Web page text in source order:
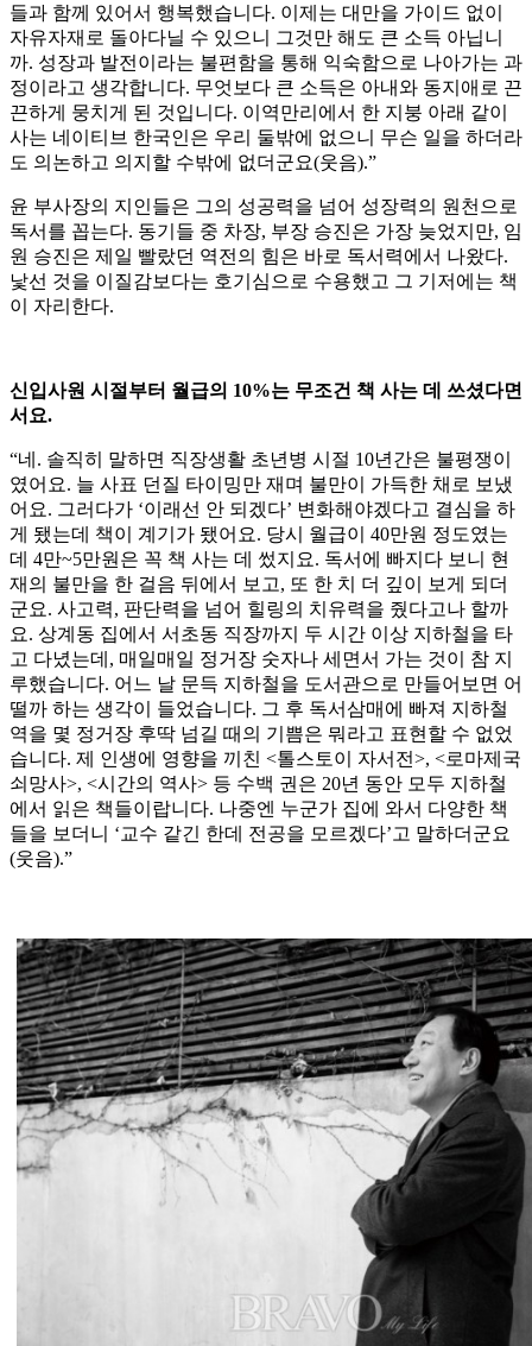
들과 함께 있어서 행복했습니다. 이제는 대만을 가이드 없이
자유자재로 돌아다닐 수 있으니 그것만 해도 큰 소득 아닙니
까. 성장과 발전이라는 불편함을 통해 익숙함으로 나아가는 과
정이라고 생각합니다. 무엇보다 큰 소득은 아내와 동지애로 끈
끈하게 뭉치게 된 것입니다. 이역만리에서 한 지붕 아래 같이
사는 네이티브 한국인은 우리 둘밖에 없으니 무슨 일을 하더라
도 의논하고 의지할 수밖에 없더군요(웃음).”
윤 부사장의 지인들은 그의 성공력을 넘어 성장력의 원천으로
독서를 꼽는다. 동기들 중 차장, 부장 승진은 가장 늦었지만, 임
원 승진은 제일 빨랐던 역전의 힘은 바로 독서력에서 나왔다.
낯선 것을 이질감보다는 호기심으로 수용했고 그 기저에는 책
이 자리한다.
신입사원 시절부터 월급의 10%는 무조건 책 사는 데 쓰셨다면
서요.
“네. 솔직히 말하면 직장생활 초년병 시절 10년간은 불평쟁이
였어요. 늘 사표 던질 타이밍만 재며 불만이 가득한 채로 보냈
어요. 그러다가 ‘이래선 안 되겠다’ 변화해야겠다고 결심을 하
게 됐는데 책이 계기가 됐어요. 당시 월급이 40만원 정도였는
데 4만~5만원은 꼭 책 사는 데 썼지요. 독서에 빠지다 보니 현
재의 불만을 한 걸음 뒤에서 보고, 또 한 치 더 깊이 보게 되더
군요. 사고력, 판단력을 넘어 힐링의 치유력을 줬다고나 할까
요. 상계동 집에서 서초동 직장까지 두 시간 이상 지하철을 타
고 다녔는데, 매일매일 정거장 숫자나 세면서 가는 것이 참 지
루했습니다. 어느 날 문득 지하철을 도서관으로 만들어보면 어
떨까 하는 생각이 들었습니다. 그 후 독서삼매에 빠져 지하철
역을 몇 정거장 후딱 넘길 때의 기쁨은 뭐라고 표현할 수 없었
습니다. 제 인생에 영향을 끼친 <톨스토이 자서전>, <로마제국
쇠망사>, <시간의 역사> 등 수백 권은 20년 동안 모두 지하철
에서 읽은 책들이랍니다. 나중엔 누군가 집에 와서 다양한 책
들을 보더니 ‘교수 같긴 한데 전공을 모르겠다’고 말하더군요
(웃음).”